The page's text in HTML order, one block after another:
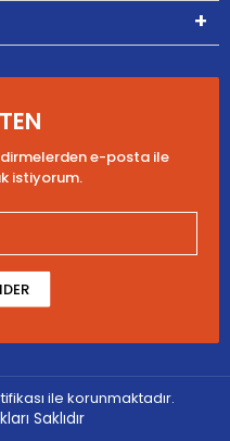
e-posta ile
istiyorum.
ile korunmaktadır.
Saklıdır